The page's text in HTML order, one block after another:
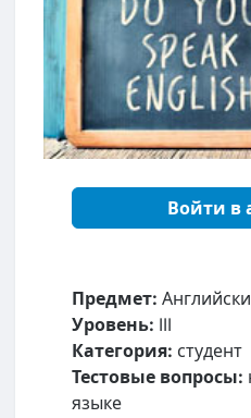
Войти в
Предмет:
Уровень: III
Категория: студент
Тестовые вопросы:
языке